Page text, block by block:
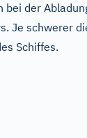
bei der
Je schwerer
Schiffes.